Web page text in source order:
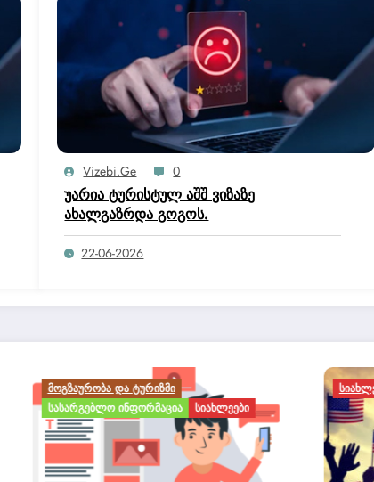
Vizebi.ge 0
უარია ტურისტულ აშშ ვიზაზე
ახალგაზრდა გოგოს.
22-06-2026
ᲛᲝᲒᲖᲐᲣᲠᲝᲑᲐ ᲓᲐ ᲢᲣᲠᲘᲖᲛᲘ
ᲡᲐᲡᲐᲠᲒᲔᲑᲚᲝ ᲘᲜᲤᲝᲠᲛᲐᲪᲘᲐ
ᲡᲘᲐᲮᲚᲔᲔᲑᲘ
ᲡᲘᲐᲮᲚᲔᲔᲑᲘ